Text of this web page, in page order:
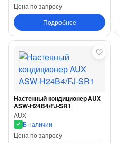
Цена по запросу
Подробнее
Настенный кондиционер AUX
ASW-H24B4/FJ-SR1
AUX
В наличии
Цена по запросу